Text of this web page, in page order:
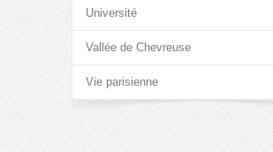
Université
Vallée de Chevreuse
Vie parisienne